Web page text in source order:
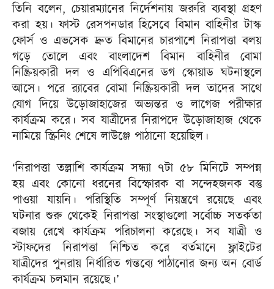
তিনি বলেন, চেয়ারম্যানের নির্দেশনায় জরুরি ব্যবস্থা গ্রহণ
করা হয়। ফাস্ট রেসপনডার হিসেবে বিমান বাহিনীর টাস্ক
ফোর্স ও এভসেক দ্রুত বিমানের চারপাশে নিরাপত্তা বলয়
গড়ে তোলে এবং বাংলাদেশ বিমান বাহিনীর বোমা
নিষ্ক্রিয়কারী দল ও এপিবিএনের ডগ স্কোয়াড ঘটনাস্থলে
আসে। পরে র‍্যাবের বোমা নিষ্ক্রিয়কারী দল তাদের সাথে
যোগ দিয়ে উড়োজাহাজের অভ্যন্তর ও লাগেজ পরীক্ষার
কার্যক্রম করে। সব যাত্রীদের নিরাপদে উড়োজাহাজ থেকে
নামিয়ে স্ক্রিনিং শেষে লাউঞ্জে পাঠানো হয়েছিল।
‘নিরাপত্তা তল্লাশি কার্যক্রম সন্ধ্যা ৭টা ৫৮ মিনিটে সম্পন্ন
হয় এবং কোনো ধরনের বিস্ফোরক বা সন্দেহজনক বস্তু
পাওয়া যায়নি। পরিস্থিতি সম্পূর্ণ নিয়ন্ত্রণে রয়েছে এবং
ঘটনার শুরু থেকেই নিরাপত্তা সংস্থাগুলো সর্বোচ্চ সতর্কতা
বজায় রেখে কার্যক্রম পরিচালনা করেছে। সব যাত্রী ও
স্টাফদের নিরাপত্তা নিশ্চিত করে বর্তমানে ফ্লাইটের
যাত্রীদের পুনরায় নির্ধারিত গন্তব্যে পাঠানোর জন্য অন বোর্ড
কার্যক্রম চলমান রয়েছে।’